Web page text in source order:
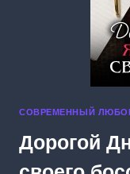
СОВРЕМЕННЫЙ
Дорогой